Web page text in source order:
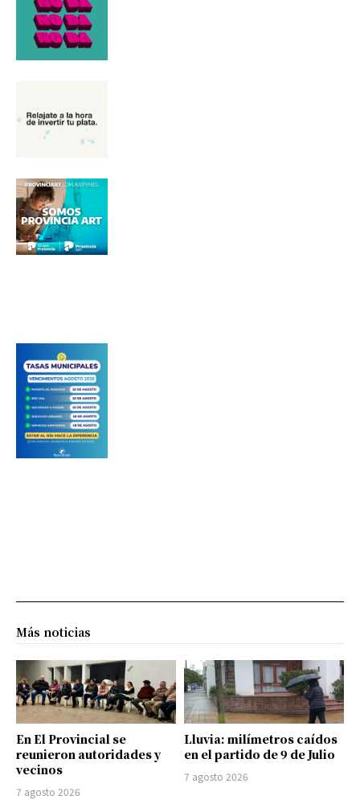
Más noticias
En El Provincial se
reunieron autoridades y
vecinos
7 agosto 2026
Lluvia: milímetros caídos
en el partido de 9 de Julio
7 agosto 2026